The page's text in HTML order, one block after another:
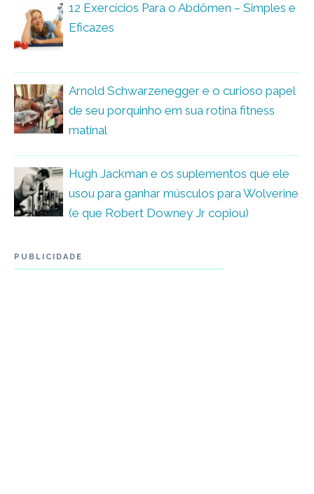
12 Exercícios Para o Abdômen – Simples e
Eficazes
Arnold Schwarzenegger e o curioso papel
de seu porquinho em sua rotina fitness
matinal
Hugh Jackman e os suplementos que ele
usou para ganhar músculos para Wolverine
(e que Robert Downey Jr copiou)
PUBLICIDADE